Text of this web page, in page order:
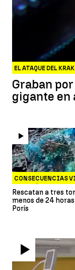
EL ATAQUE DEL
Graban
gigante en
CONSECUENCIAS
LOS PLÁSTICOS
Rescatan a tres
menos de 24
Porís